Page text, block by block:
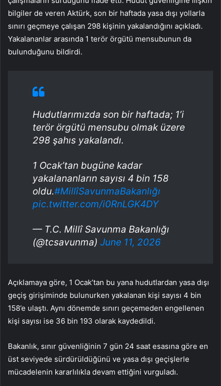
bilgiler de veren Aktürk, son bir haftada yasa dışı yollarla
sınırı geçmeye çalışan 298 kişinin yakalandığını açıkladı.
Yakalananlar arasında 1 terör örgütü mensubunun da
bulunduğunu bildirdi.
Hudutlarımızda son bir haftada; 1’i
terör örgütü mensubu olmak üzere
298 şahıs yakalandı.
1 Ocak’tan bugüne kadar
yakalananların sayısı 4 bin 158
oldu.#MillîSavunmaBakanlığı
pic.twitter.com/i0RnLGK4DY
— T.C. Millî Savunma Bakanlığı
(@tcsavunma) June 11, 2026
Açıklamaya göre, 1 Ocak’tan bu yana hudutlardan yasa dışı
geçiş girişiminde bulunurken yakalanan kişi sayısı 4 bin
158’e ulaştı. Aynı dönemde sınırı geçemeden engellenen
kişi sayısı ise 36 bin 193 olarak kaydedildi.
Bakanlık, sınır güvenliğinin 7 gün 24 saat esasına göre en
üst seviyede sürdürüldüğünü ve yasa dışı geçişlerle
mücadelenin kararlılıkla devam ettiğini vurguladı.